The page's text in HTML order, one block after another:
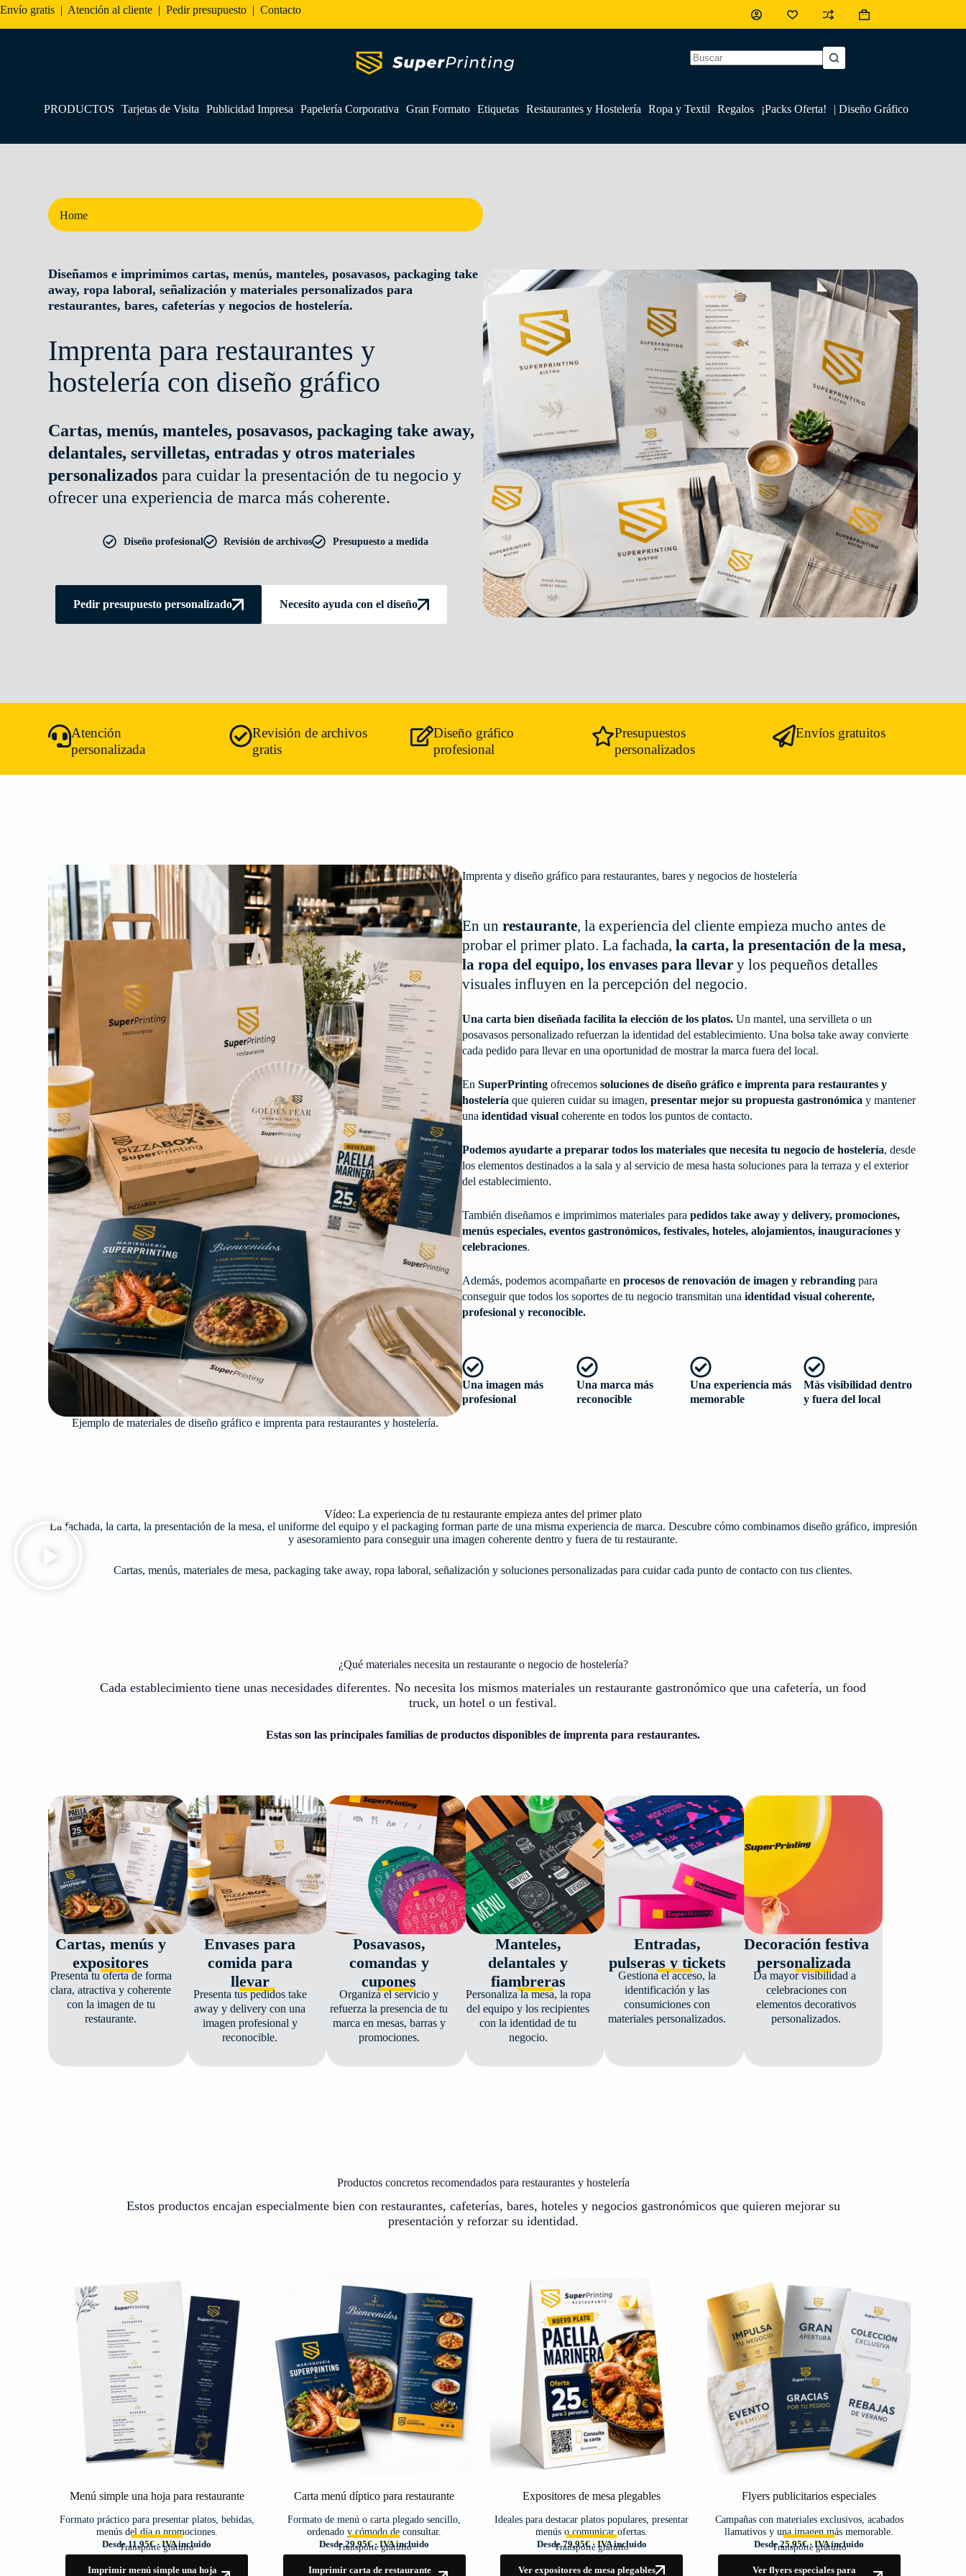
Envío gratis | Atención al cliente | Pedir presupuesto | Contacto
PRODUCTOS Tarjetas de Visita Publicidad Impresa Papelería Corporativa Gran Formato Etiquetas Restaurantes y Hostelería Ropa y Textil Regalos ¡Packs Oferta! | Diseño Gráfico
Home
Diseñamos e imprimimos cartas, menús, manteles, posavasos, packaging take
away, ropa laboral, señalización y materiales personalizados para
restaurantes, bares, cafeterías y negocios de hostelería.
Imprenta para restaurantes y
hostelería con diseño gráfico
Cartas, menús, manteles, posavasos, packaging take away,
delantales, servilletas, entradas y otros materiales
personalizados para cuidar la presentación de tu negocio y
ofrecer una experiencia de marca más coherente.
Diseño profesional Revisión de archivos Presupuesto a medida
Pedir presupuesto personalizado Necesito ayuda con el diseño
Atención
personalizada
Revisión de archivos
gratis
Diseño gráfico
profesional
Presupuestos
personalizados
Envíos gratuitos
Ejemplo de materiales de diseño gráfico e imprenta para restaurantes y hostelería.
Imprenta y diseño gráfico para restaurantes, bares y negocios de hostelería
En unrestaurante, la experiencia del cliente empieza mucho antes de
probar el primer plato. La fachada,la carta, la presentación de la mesa,
la ropa del equipo, los envases para llevar y los pequeños detalles
visuales influyen en la percepción del negocio.
Una carta bien diseñada facilita la elección de los platos. Un mantel, una servilleta o un
posavasos personalizado refuerzan la identidad del establecimiento. Una bolsa take away convierte
cada pedido para llevar en una oportunidad de mostrar la marca fuera del local.
EnSuperPrinting ofrecemossoluciones de diseño gráfico e imprenta para restaurantes y
hostelería que quieren cuidar su imagen,presentar mejor su propuesta gastronómica y mantener
unaidentidad visual coherente en todos los puntos de contacto.
Podemos ayudarte a preparar todos los materiales que necesita tu negocio de hostelería, desde
los elementos destinados a la sala y al servicio de mesa hasta soluciones para la terraza y el exterior
del establecimiento.
También diseñamos e imprimimos materiales parapedidos take away y delivery, promociones,
menús especiales, eventos gastronómicos, festivales, hoteles, alojamientos, inauguraciones y
celebraciones.
Además, podemos acompañarte enprocesos de renovación de imagen y rebranding para
conseguir que todos los soportes de tu negocio transmitan unaidentidad visual coherente,
profesional y reconocible.
Una imagen más
profesional
Una marca más
reconocible
Una experiencia más
memorable
Más visibilidad dentro
y fuera del local
Vídeo: La experiencia de tu restaurante empieza antes del primer plato
La fachada, la carta, la presentación de la mesa, el uniforme del equipo y el packaging forman parte de una misma experiencia de marca. Descubre cómo combinamos diseño gráfico, impresión
y asesoramiento para conseguir una imagen coherente dentro y fuera de tu restaurante.
Cartas, menús, materiales de mesa, packaging take away, ropa laboral, señalización y soluciones personalizadas para cuidar cada punto de contacto con tus clientes.
¿Qué materiales necesita un restaurante o negocio de hostelería?
Cada establecimiento tiene unas necesidades diferentes. No necesita los mismos materiales un restaurante gastronómico que una cafetería, un food
truck, un hotel o un festival.
Estas son las principales familias de productos disponibles de imprenta para restaurantes.
Cartas, menús y
expositores
Presenta tu oferta de forma
clara, atractiva y coherente
con la imagen de tu
restaurante.
Envases para
comida para
llevar
Presenta tus pedidos take
away y delivery con una
imagen profesional y
reconocible.
Posavasos,
comandas y
cupones
Organiza el servicio y
refuerza la presencia de tu
marca en mesas, barras y
promociones.
Manteles,
delantales y
fiambreras
Personaliza la mesa, la ropa
del equipo y los recipientes
con la identidad de tu
negocio.
Entradas,
pulseras y tickets
Gestiona el acceso, la
identificación y las
consumiciones con
materiales personalizados.
Decoración festiva
personalizada
Da mayor visibilidad a
celebraciones con
elementos decorativos
personalizados.
Productos concretos recomendados para restaurantes y hostelería
Estos productos encajan especialmente bien con restaurantes, cafeterías, bares, hoteles y negocios gastronómicos que quieren mejorar su
presentación y reforzar su identidad.
Menú simple una hoja para restaurante
Formato práctico para presentar platos, bebidas,
menús del día o promociones.
Desde 11,95€ · IVA incluido
Transporte gratuito
Imprimir menú simple una hoja
Carta menú díptico para restaurante
Formato de menú o carta plegado sencillo,
ordenado y cómodo de consultar.
Desde 29,95€ · IVA incluido
Transporte gratuito
Imprimir carta de restaurante
Expositores de mesa plegables
Ideales para destacar platos populares, presentar
menús o comunicar ofertas.
Desde 79,95€ · IVA incluido
Transporte gratuito
Ver expositores de mesa plegables
Flyers publicitarios especiales
Campañas con materiales exclusivos, acabados
llamativos y una imagen más memorable.
Desde 25,95€ · IVA incluido
Transporte gratuito
Ver flyers especiales para